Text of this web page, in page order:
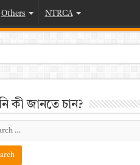
Others NTRCA
কী জানতে চান?